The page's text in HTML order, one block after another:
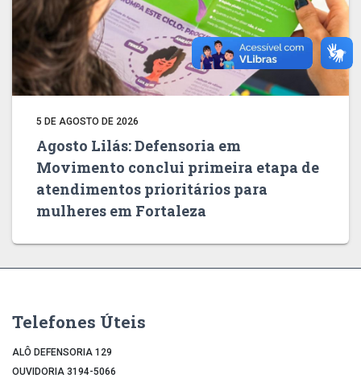
5 DE AGOSTO DE 2026
Agosto Lilás: Defensoria em
Movimento conclui primeira etapa de
atendimentos prioritários para
mulheres em Fortaleza
Telefones Úteis
ALÔ DEFENSORIA 129
OUVIDORIA 3194-5066